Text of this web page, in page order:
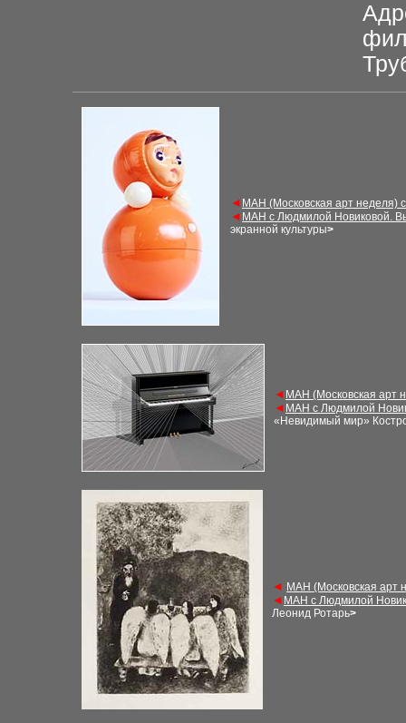
◄ МАН (Московская арт неделя)
◄ МАН с Людмилой Новиковой.
экранной культуры>
◄ МАН (Московская арт
◄ МАН с Людмилой
«Невидимый мир»
◄ МАН (Московская арт
◄ МАН с Людмилой
Леонид Ротарь>